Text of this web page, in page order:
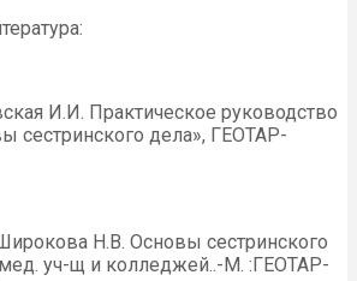
И.И. Практическое руководство
сестринского дела», ГЕОТАР-
Н.В. Основы сестринского
уч-щ и колледжей..-М. :ГЕОТАР-